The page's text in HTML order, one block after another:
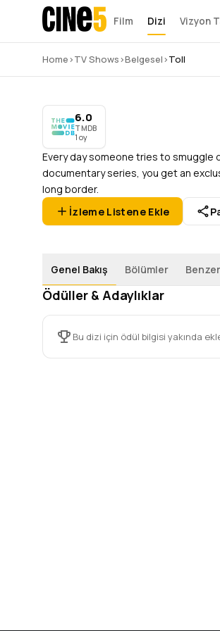
Film Dizi Vizyon
Home›TV Shows›Belgesel›Toll
Toll
6.0TMDB1oy 2020–Devam
6.0
TMDB
1 oy
Every day someone tries to smuggle
documentary series, you get an
long border.
İzleme Listene Ekle
Genel Bakış Bölümler
Ödüller & Adaylıklar
Bu dizi için ödül bilgisi yakında